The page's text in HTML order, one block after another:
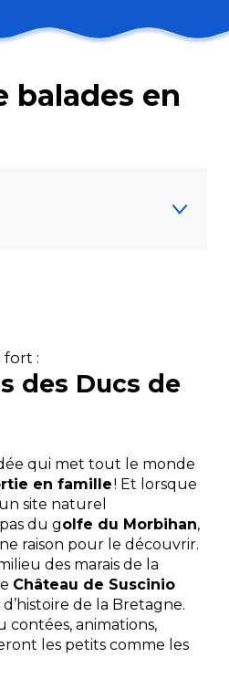
balades en
fort :
des Ducs de
qui met tout le monde
en famille! Et lorsque
site naturel
du golfe du Morbihan,
raison pour le découvrir.
des marais de la
Château de Suscinio
de la Bretagne.
contées, animations,
les petits comme les